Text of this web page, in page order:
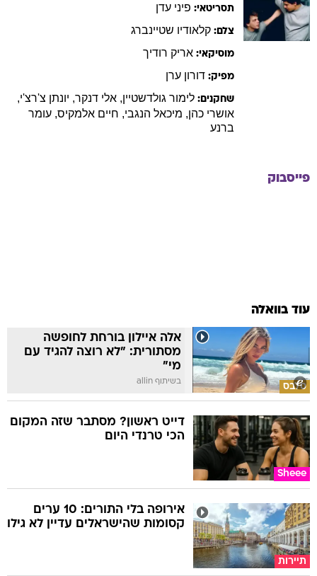
תסריטאי: פיני עדן
צלם: קלאודיו שטיינברג
מוסיקאי: אריק רודיך
מפיק: דורון ערן
שחקנים: לימור גולדשטיין, אלי דנקר, יונתן צ'רצ'י,
אושרי כהן, מיכאל הנגבי, חיים אלמקיס, עומר
ברנע
פייסבוק
עוד בוואלה
סלבס
אלה איילון בורחת לחופשה
מסתורית: "לא רוצה להגיד עם
מי"
בשיתוף allin
Sheee
דייט ראשון? מסתבר שזה המקום
הכי טרנדי היום
תיירות
אירופה בלי התורים: 10 ערים
קסומות שהישראלים עדיין לא גילו